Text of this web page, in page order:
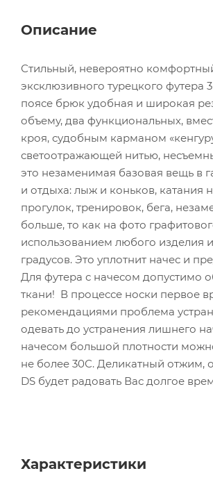
Описание
Стильный, невероятно
эксклюзивного турецкого
поясе брюк удобная и широкая
объему, два функциональных,
кроя, судобным карманом
светоотражающей нитью,
это незаменимая базовая вещь в
и отдыха: лыж и коньков, катания
прогулок, тренировок, бега,
больше, то как на фото
использованием любого изделия
градусов. Это уплотнит начес и
Для футера с начесом допустимо
ткани! В процессе носки первое
рекомендациями проблема
одевать до устранения лишнего
начесом большой плотности
не более 30С. Деликатный
DS будет радовать Вас долгое
Характеристики